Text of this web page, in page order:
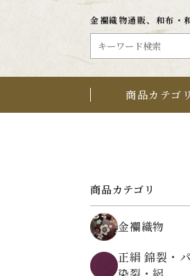
金襴織物通販、和布・
商品カテゴリ
商品カテゴリ
金襴織物
植物文様
鳥・動物・昆虫文
正絹 錦裂・